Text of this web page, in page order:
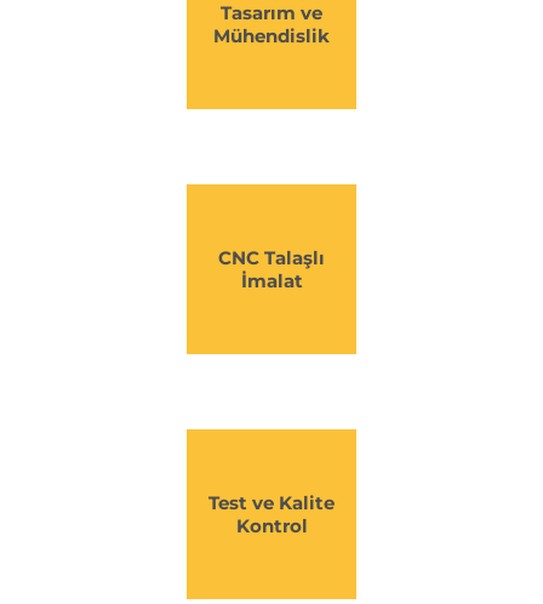
Tasarım ve
Mühendislik
CNC Talaşlı
İmalat
Test ve Kalite
Kontrol